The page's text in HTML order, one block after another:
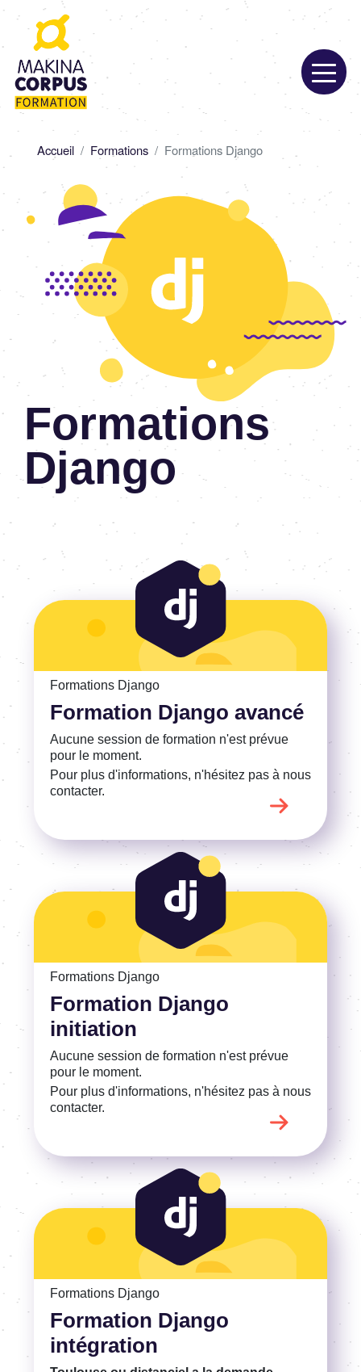
Aller
contenu
principal
d'Ariane
Accueil Formations Formations Django
Formations
Django
Formations Django
Formation Django avancé
Aucune session de formation n'est prévue
pour le moment.
Pour plus d'informations, n'hésitez pas à nous
contacter.
Voir la Formation Django avancé
Formations Django
Formation Django
initiation
Aucune session de formation n'est prévue
pour le moment.
Pour plus d'informations, n'hésitez pas à nous
contacter.
Voir la Formation Django initiation
Formations Django
Formation Django
intégration
Voir la Formation Django intégration